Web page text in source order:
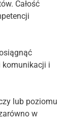
Całość
komunikacji i
lub poziomu
w